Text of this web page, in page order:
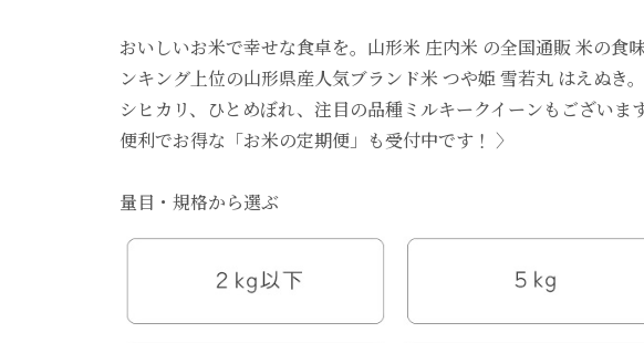
おいしいお米で幸せな食卓を。山形米 庄内米 の全国通販 米の食
ンキング上位の山形県産人気ブランド米 つや姫 雪若丸 はえぬき
シヒカリ、ひとめぼれ、注目の品種ミルキークイーンもございます
便利でお得な「お米の定期便」も受付中です！ 〉
量目・規格から選ぶ